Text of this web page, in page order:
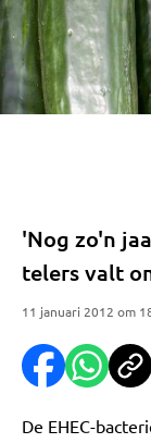
'Nog zo'n
telers valt
11 januari 2012 om
De EHEC-